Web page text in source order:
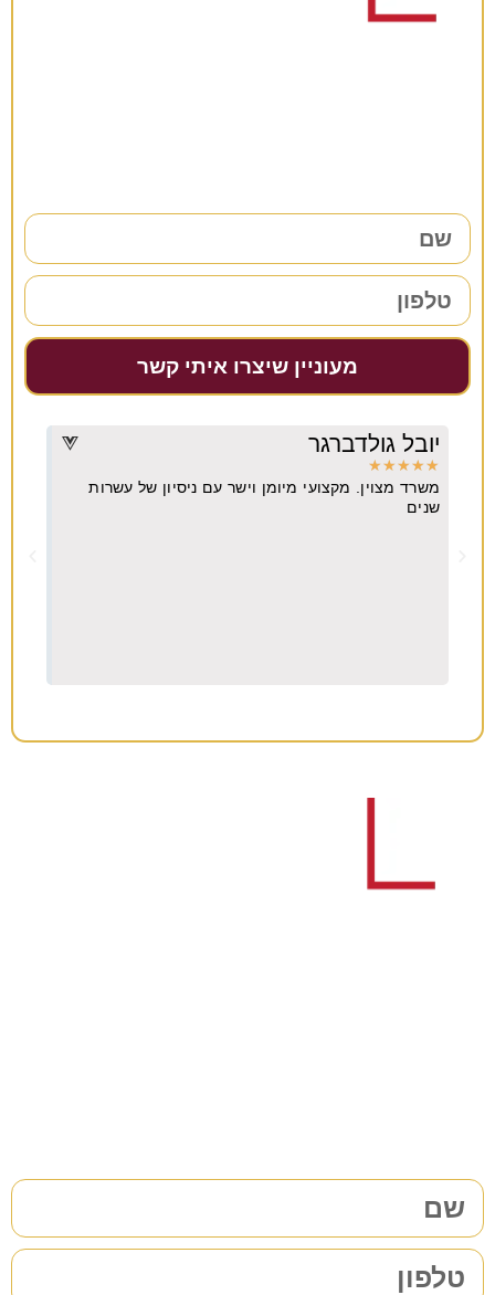
מעוניין שיצרו איתי קשר
יובל גולדברגר
★
★
★
★
★
משרד מצוין. מקצועי מיומן וישר עם ניסיון של עשרות
שנים